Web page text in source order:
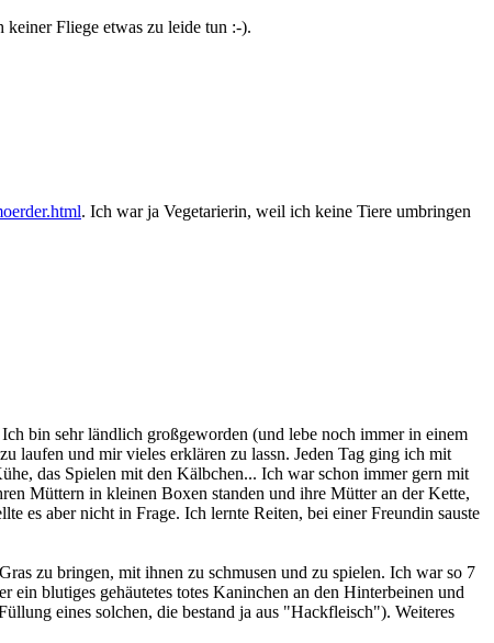
Fliege etwas zu leide tun :-).
. Ich war ja Vegetarierin, weil ich keine Tiere umbringen
bin sehr ländlich großgeworden (und lebe noch immer in einem
laufen und mir vieles erklären zu lassn. Jeden Tag ging ich mit
das Spielen mit den Kälbchen... Ich war schon immer gern mit
Müttern in kleinen Boxen standen und ihre Mütter an der Kette,
es aber nicht in Frage. Ich lernte Reiten, bei einer Freundin sauste
zu bringen, mit ihnen zu schmusen und zu spielen. Ich war so 7
blutiges gehäutetes totes Kaninchen an den Hinterbeinen und
eines solchen, die bestand ja aus "Hackfleisch"). Weiteres